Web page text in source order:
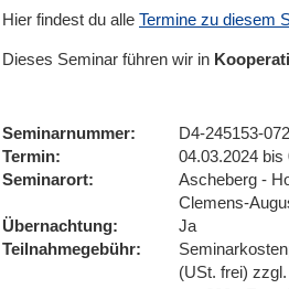
Hier findest du alle Termine zu diesem
Dieses Seminar führen wir in
Seminarnummer
D4-245153-072
Termin
04.03.2024 bis
Seminarort
Ascheberg -
Clemens-
Übernachtung
Ja
Teilnahmegebühr
(USt. frei)